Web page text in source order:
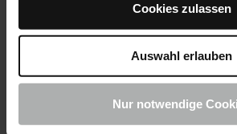
Cookies zulassen
Auswahl erlauben
Nur notwendige
Zahlungsoptionen
Retouren
Reklamation